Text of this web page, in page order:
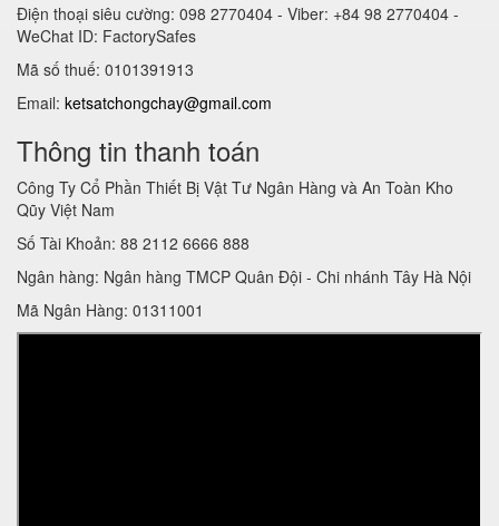
Điện thoại siêu cường: 098 2770404 - Viber: +84 98 2770404 -
WeChat ID: FactorySafes
Mã số thuế: 0101391913
Email: ketsatchongchay@gmail.com
Thông tin thanh toán
Công Ty Cổ Phần Thiết Bị Vật Tư Ngân Hàng và An Toàn Kho
Qũy Việt Nam
Số Tài Khoản: 88 2112 6666 888
Ngân hàng: Ngân hàng TMCP Quân Đội - Chi nhánh Tây Hà Nội
Mã Ngân Hàng: 01311001